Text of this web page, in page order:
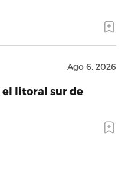
Ago 6, 2026
litoral sur de